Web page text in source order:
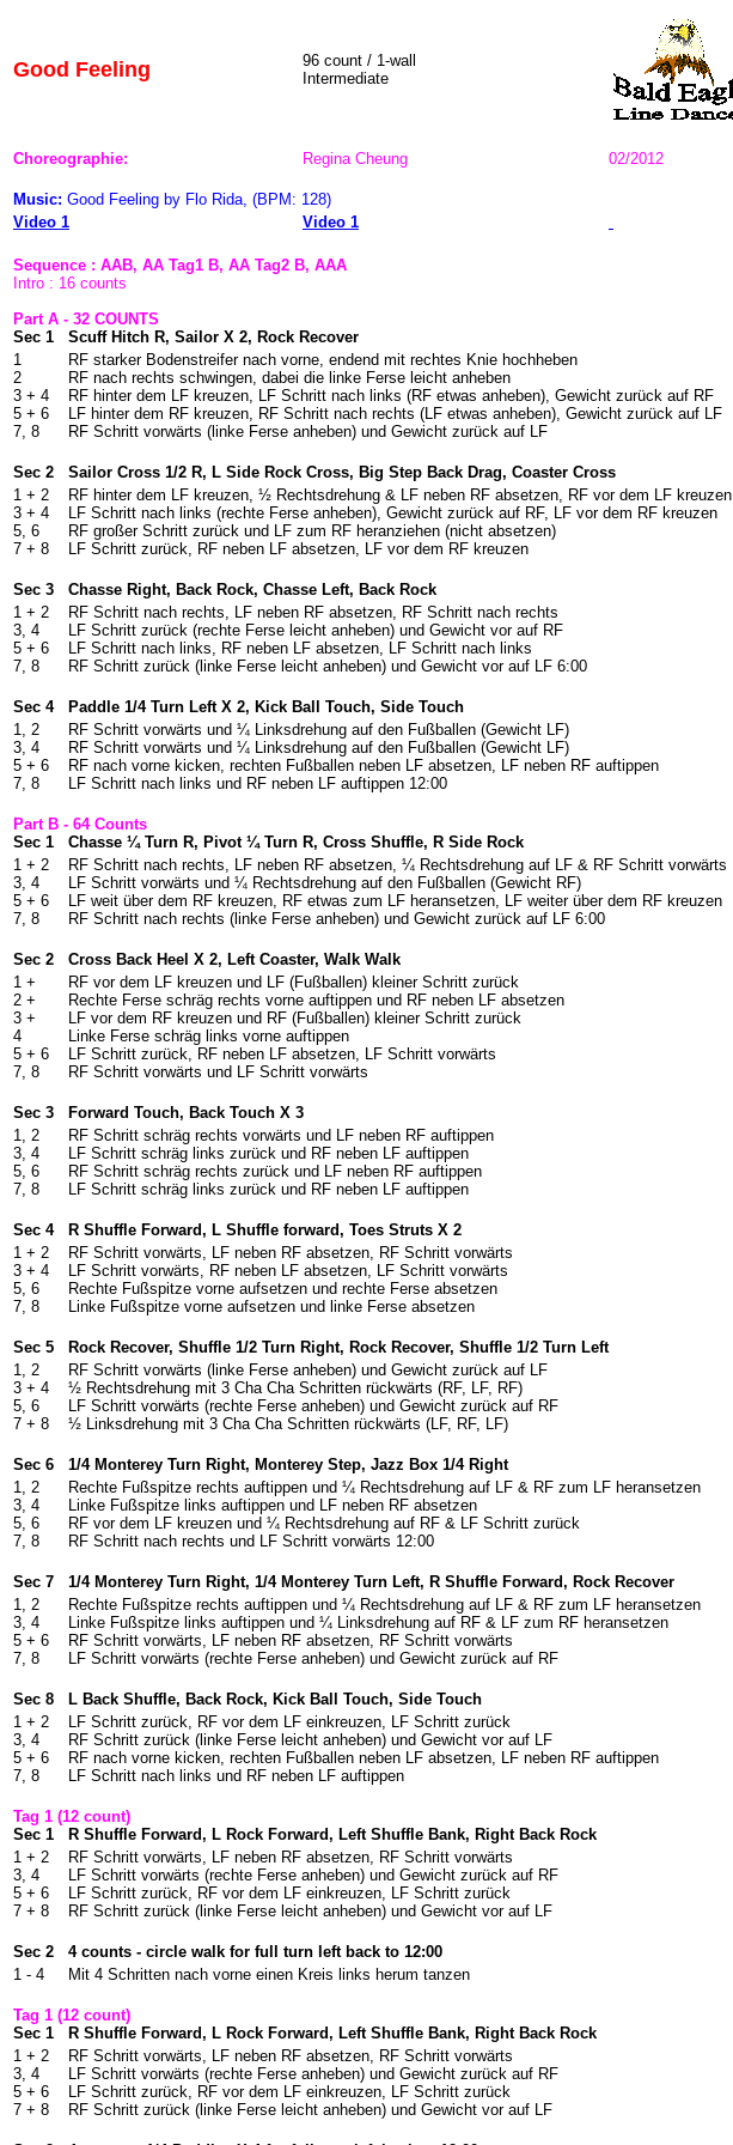
Good Feeling
96 count / 1-wall
Intermediate
Choreographie: Regina Cheung 02/2012
Music: Good Feeling by Flo Rida, (BPM: 128)
Video 1
Video 1
Sequence : AAB, AA Tag1 B, AA Tag2 B, AAA
Intro : 16 counts
Part A - 32 COUNTS
Sec 1
Scuff Hitch R, Sailor X 2, Rock Recover
1
2
3 + 4
5 + 6
7, 8
RF starker Bodenstreifer nach vorne, endend mit rechtes Knie hochheben
RF nach rechts schwingen, dabei die linke Ferse leicht anheben
RF hinter dem LF kreuzen, LF Schritt nach links (RF etwas anheben), Gewicht zurück auf RF
LF hinter dem RF kreuzen, RF Schritt nach rechts (LF etwas anheben), Gewicht zurück auf LF
RF Schritt vorwärts (linke Ferse anheben) und Gewicht zurück auf LF
Sec 2
Sailor Cross 1/2 R, L Side Rock Cross, Big Step Back Drag, Coaster Cross
1 + 2
3 + 4
5, 6
7 + 8
RF hinter dem LF kreuzen, ½ Rechtsdrehung & LF neben RF absetzen, RF vor dem LF kreuzen
LF Schritt nach links (rechte Ferse anheben), Gewicht zurück auf RF, LF vor dem RF kreuzen
RF großer Schritt zurück und LF zum RF heranziehen (nicht absetzen)
LF Schritt zurück, RF neben LF absetzen, LF vor dem RF kreuzen
Sec 3
Chasse Right, Back Rock, Chasse Left, Back Rock
1 + 2
3, 4
5 + 6
7, 8
RF Schritt nach rechts, LF neben RF absetzen, RF Schritt nach rechts
LF Schritt zurück (rechte Ferse leicht anheben) und Gewicht vor auf RF
LF Schritt nach links, RF neben LF absetzen, LF Schritt nach links
RF Schritt zurück (linke Ferse leicht anheben) und Gewicht vor auf LF 6:00
Sec 4
Paddle 1/4 Turn Left X 2, Kick Ball Touch, Side Touch
1, 2
3, 4
5 + 6
7, 8
RF Schritt vorwärts und ¼ Linksdrehung auf den Fußballen (Gewicht LF)
RF Schritt vorwärts und ¼ Linksdrehung auf den Fußballen (Gewicht LF)
RF nach vorne kicken, rechten Fußballen neben LF absetzen, LF neben RF auftippen
LF Schritt nach links und RF neben LF auftippen 12:00
Part B - 64 Counts
Sec 1
Chasse ¼ Turn R, Pivot ¼ Turn R, Cross Shuffle, R Side Rock
1 + 2
3, 4
5 + 6
7, 8
RF Schritt nach rechts, LF neben RF absetzen, ¼ Rechtsdrehung auf LF & RF Schritt vorwärts
LF Schritt vorwärts und ¼ Rechtsdrehung auf den Fußballen (Gewicht RF)
LF weit über dem RF kreuzen, RF etwas zum LF heransetzen, LF weiter über dem RF kreuzen
RF Schritt nach rechts (linke Ferse anheben) und Gewicht zurück auf LF 6:00
Sec 2
Cross Back Heel X 2, Left Coaster, Walk Walk
1 +
2 +
3 +
4
5 + 6
7, 8
RF vor dem LF kreuzen und LF (Fußballen) kleiner Schritt zurück
Rechte Ferse schräg rechts vorne auftippen und RF neben LF absetzen
LF vor dem RF kreuzen und RF (Fußballen) kleiner Schritt zurück
Linke Ferse schräg links vorne auftippen
LF Schritt zurück, RF neben LF absetzen, LF Schritt vorwärts
RF Schritt vorwärts und LF Schritt vorwärts
Sec 3
Forward Touch, Back Touch X 3
1, 2
3, 4
5, 6
7, 8
RF Schritt schräg rechts vorwärts und LF neben RF auftippen
LF Schritt schräg links zurück und RF neben LF auftippen
RF Schritt schräg rechts zurück und LF neben RF auftippen
LF Schritt schräg links zurück und RF neben LF auftippen
Sec 4
R Shuffle Forward, L Shuffle forward, Toes Struts X 2
1 + 2
3 + 4
5, 6
7, 8
RF Schritt vorwärts, LF neben RF absetzen, RF Schritt vorwärts
LF Schritt vorwärts, RF neben LF absetzen, LF Schritt vorwärts
Rechte Fußspitze vorne aufsetzen und rechte Ferse absetzen
Linke Fußspitze vorne aufsetzen und linke Ferse absetzen
Sec 5
Rock Recover, Shuffle 1/2 Turn Right, Rock Recover, Shuffle 1/2 Turn Left
1, 2
3 + 4
5, 6
7 + 8
RF Schritt vorwärts (linke Ferse anheben) und Gewicht zurück auf LF
½ Rechtsdrehung mit 3 Cha Cha Schritten rückwärts (RF, LF, RF)
LF Schritt vorwärts (rechte Ferse anheben) und Gewicht zurück auf RF
½ Linksdrehung mit 3 Cha Cha Schritten rückwärts (LF, RF, LF)
Sec 6
1/4 Monterey Turn Right, Monterey Step, Jazz Box 1/4 Right
1, 2
3, 4
5, 6
7, 8
Rechte Fußspitze rechts auftippen und ¼ Rechtsdrehung auf LF & RF zum LF heransetzen
Linke Fußspitze links auftippen und LF neben RF absetzen
RF vor dem LF kreuzen und ¼ Rechtsdrehung auf RF & LF Schritt zurück
RF Schritt nach rechts und LF Schritt vorwärts 12:00
Sec 7
1/4 Monterey Turn Right, 1/4 Monterey Turn Left, R Shuffle Forward, Rock Recover
1, 2
3, 4
5 + 6
7, 8
Rechte Fußspitze rechts auftippen und ¼ Rechtsdrehung auf LF & RF zum LF heransetzen
Linke Fußspitze links auftippen und ¼ Linksdrehung auf RF & LF zum RF heransetzen
RF Schritt vorwärts, LF neben RF absetzen, RF Schritt vorwärts
LF Schritt vorwärts (rechte Ferse anheben) und Gewicht zurück auf RF
Sec 8
L Back Shuffle, Back Rock, Kick Ball Touch, Side Touch
1 + 2
3, 4
5 + 6
7, 8
LF Schritt zurück, RF vor dem LF einkreuzen, LF Schritt zurück
RF Schritt zurück (linke Ferse leicht anheben) und Gewicht vor auf LF
RF nach vorne kicken, rechten Fußballen neben LF absetzen, LF neben RF auftippen
LF Schritt nach links und RF neben LF auftippen
Tag 1 (12 count)
Sec 1
R Shuffle Forward, L Rock Forward, Left Shuffle Bank, Right Back Rock
1 + 2
3, 4
5 + 6
7 + 8
RF Schritt vorwärts, LF neben RF absetzen, RF Schritt vorwärts
LF Schritt vorwärts (rechte Ferse anheben) und Gewicht zurück auf RF
LF Schritt zurück, RF vor dem LF einkreuzen, LF Schritt zurück
RF Schritt zurück (linke Ferse leicht anheben) und Gewicht vor auf LF
Sec 2
4 counts - circle walk for full turn left back to 12:00
1 - 4
Mit 4 Schritten nach vorne einen Kreis links herum tanzen
Tag 1 (12 count)
Sec 1
R Shuffle Forward, L Rock Forward, Left Shuffle Bank, Right Back Rock
1 + 2
3, 4
5 + 6
7 + 8
RF Schritt vorwärts, LF neben RF absetzen, RF Schritt vorwärts
LF Schritt vorwärts (rechte Ferse anheben) und Gewicht zurück auf RF
LF Schritt zurück, RF vor dem LF einkreuzen, LF Schritt zurück
RF Schritt zurück (linke Ferse leicht anheben) und Gewicht vor auf LF